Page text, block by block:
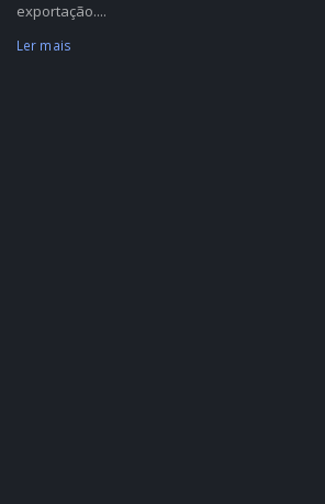
exportação....
Ler mais